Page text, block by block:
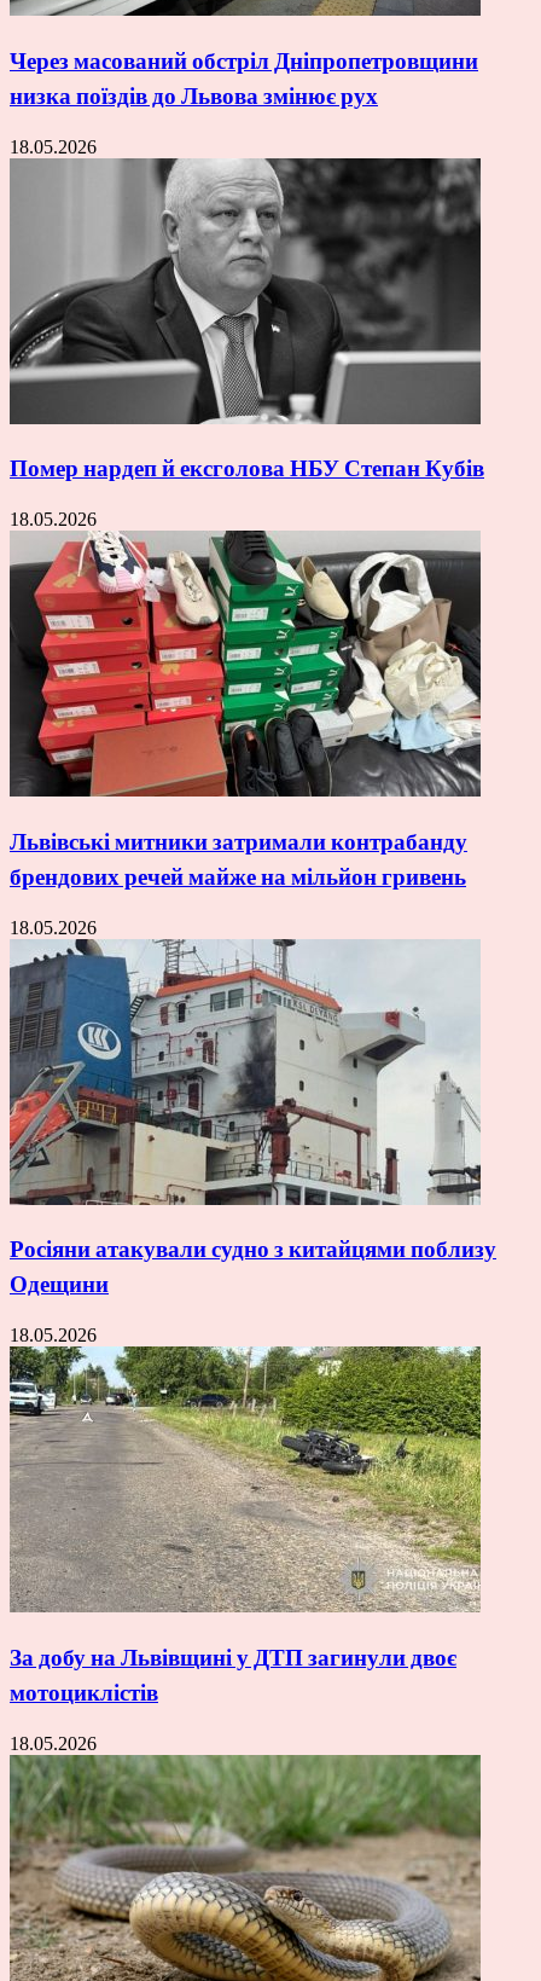
Через масований обстріл Дніпропетровщини
низка поїздів до Львова змінює рух
18.05.2026
Помер нардеп й ексголова НБУ Степан Кубів
18.05.2026
Львівські митники затримали контрабанду
брендових речей майже на мільйон гривень
18.05.2026
Росіяни атакували судно з китайцями поблизу
Одещини
18.05.2026
За добу на Львівщині у ДТП загинули двоє
мотоциклістів
18.05.2026